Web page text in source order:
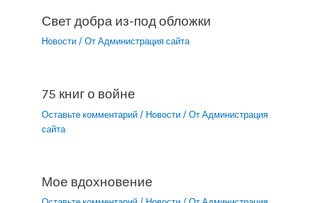
Свет добра из-под обложки
Новости / От Администрация сайта
75 книг о войне
Оставьте комментарий / Новости / От Администрация
сайта
Мое вдохновение